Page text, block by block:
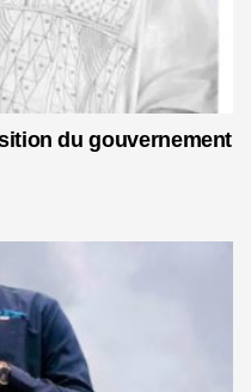
du gouvernement